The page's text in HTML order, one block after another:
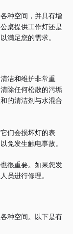
种空间，并具有增
桌提供工作灯还是
满足您的需求。
洁和维护非常重
除任何松散的污垢
的清洁剂与水混合
们会损坏灯的表
免发生触电事故。
很重要。 如果您发
员进行修理。
种空间。
以下是有